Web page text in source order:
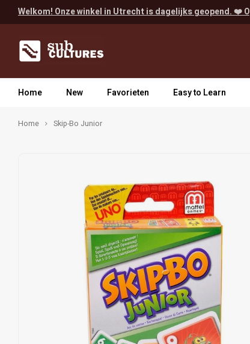
Welkom! Onze winkel in Utrecht is dagelijks geopend. ❤️
Home New Favorieten Easy to Learn
Home Skip-Bo Junior